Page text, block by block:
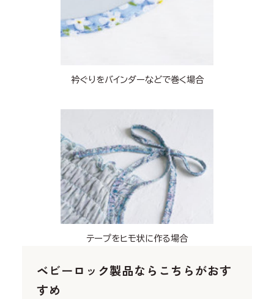
衿ぐりをバインダーなどで巻く場合
テープをヒモ状に作る場合
ベビーロック製品ならこちらがおす
すめ